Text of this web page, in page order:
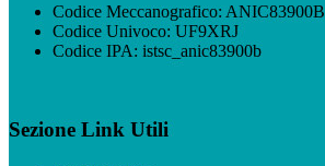
Codice Meccanografico: ANIC83900B
Codice Univoco: UF9XRJ
Codice IPA: istsc_anic83900b
Sezione Link Utili